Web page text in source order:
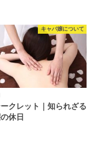
キャバ嬢について
ークレット｜知られざる
休日